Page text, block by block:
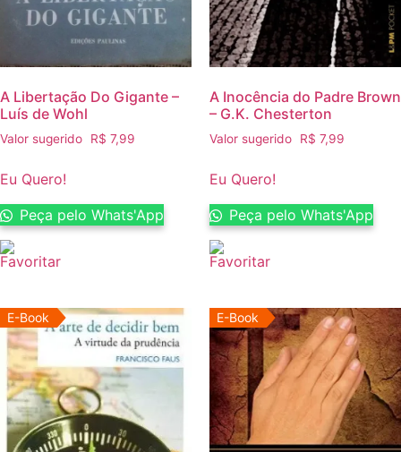
A Libertação Do Gigante –
Luís de Wohl
Valor sugerido R$ 7,99
Eu Quero!
Peça pelo Whats'App
A Inocência do Padre Brown
– G.K. Chesterton
Valor sugerido R$ 7,99
Eu Quero!
Peça pelo Whats'App
E-Book E-Book